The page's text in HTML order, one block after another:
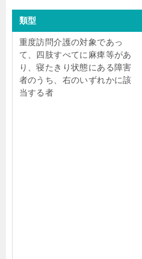
類型
重度訪問介護の対象であっ
て、四肢すべてに麻痺等があ
り、寝たきり状態にある障害
者のうち、右のいずれかに該
当する者